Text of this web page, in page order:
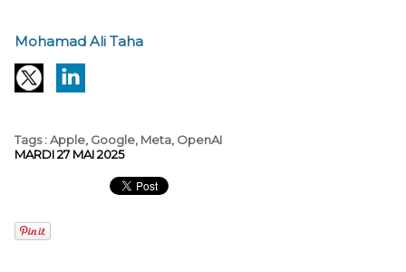
Mohamad Ali Taha
Tags:Apple, Google, Meta, OpenAI
MARDI 27 MAI 2025